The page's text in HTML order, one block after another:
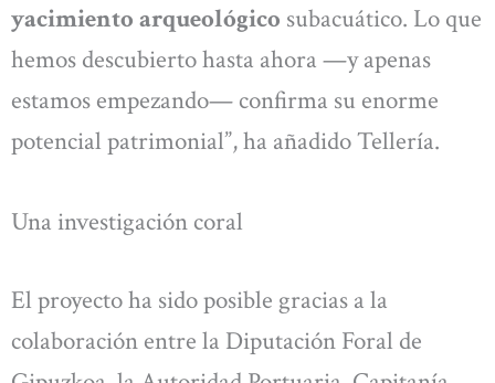
yacimiento arqueológico subacuático. Lo que
hemos descubierto hasta ahora —y apenas
estamos empezando— confirma su enorme
potencial patrimonial”, ha añadido Tellería.
Una investigación coral
El proyecto ha sido posible gracias a la
colaboración entre la Diputación Foral de